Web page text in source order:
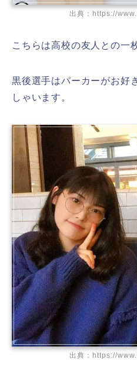
出典：https://
こちらは高校の友人との一
黒後選手はパーカーがお好
しゃいます。
出典：https://